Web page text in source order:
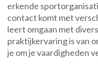
erkende
contact komt met
leert omgaan met
praktijkervaring is van
je om je vaardigheden